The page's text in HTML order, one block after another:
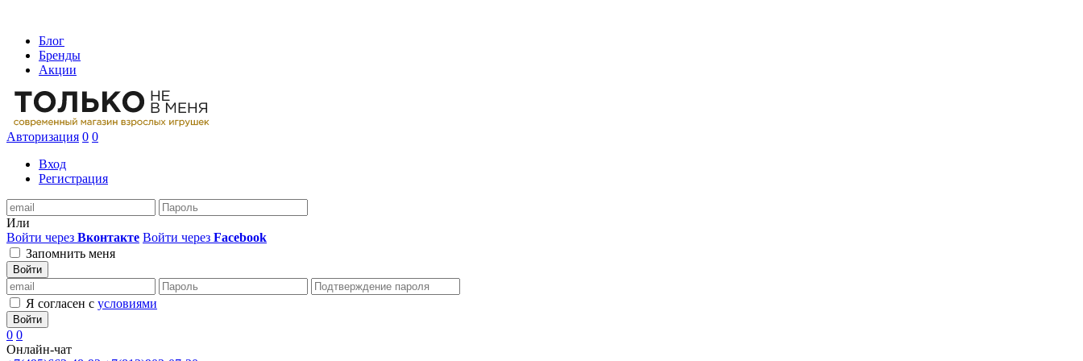
Блог
Бренды
Акции
Авторизация 0 0
Вход
Регистрация
Или
Войти через Вконтакте Войти через Facebook
Запомнить меня
Войти
Я согласен с условиями
Войти
0 0
Онлайн-чат